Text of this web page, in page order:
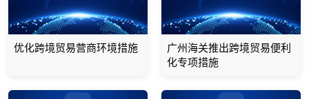
优化跨境贸易营商环境措施
广州海关推出跨境贸易便利
化专项措施